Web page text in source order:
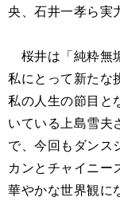
央、石井一孝ら実
桜井は「純粋無
私にとって新たな
私の人生の節目と
いている上島雪夫
で、今回もダン
カンとチャイニー
華やかな世界観に